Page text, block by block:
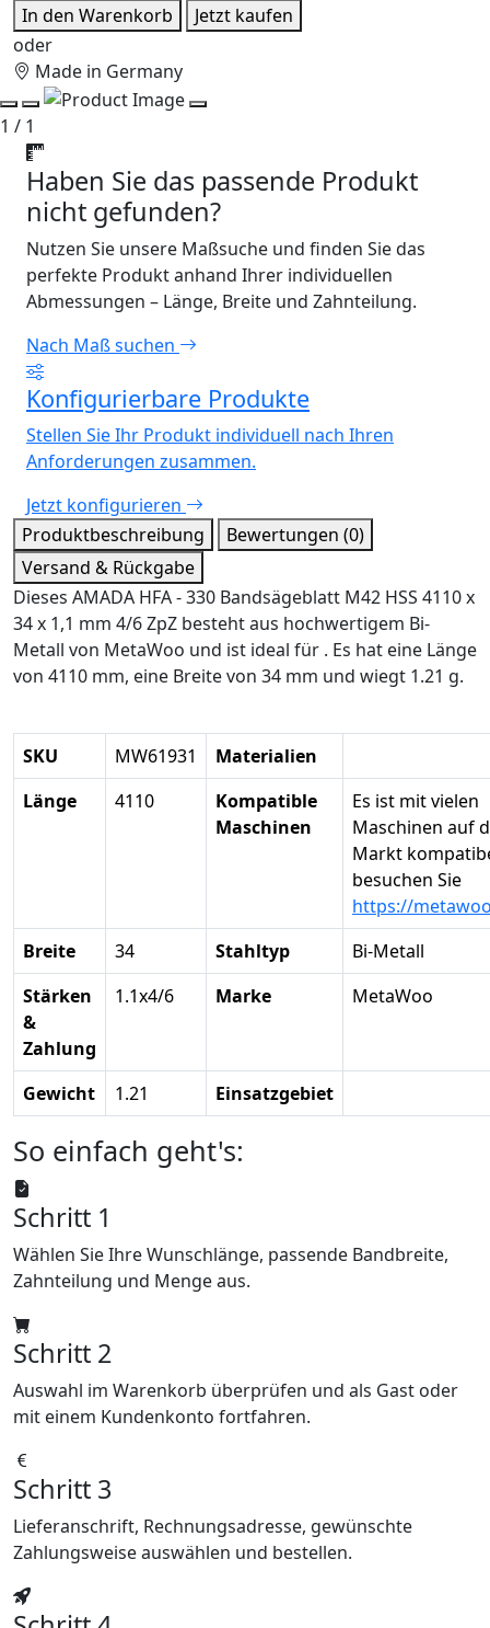
In den Warenkorb
Jetzt kaufen
oder
Made in Germany
1 / 1
Haben Sie das passende Produkt
nicht gefunden?
Nutzen Sie unsere Maßsuche und finden Sie das
perfekte Produkt anhand Ihrer individuellen
Abmessungen – Länge, Breite und Zahnteilung.
Nach Maß suchen
Konfigurierbare Produkte
Stellen Sie Ihr Produkt individuell nach Ihren
Anforderungen zusammen.
Jetzt konfigurieren
Produktbeschreibung
Bewertungen (0)
Versand & Rückgabe
Dieses AMADA HFA - 330 Bandsägeblatt M42 HSS 4110 x
34 x 1,1 mm 4/6 ZpZ besteht aus hochwertigem Bi-
Metall von MetaWoo und ist ideal für . Es hat eine Länge
von 4110 mm, eine Breite von 34 mm und wiegt 1.21 g.
SKU MW61931
Materialien
Länge
4110
Kompatible
Maschinen
Es ist mit vielen
Maschinen auf
Markt
besuchen Sie
https://
Breite
34 Stahltyp
Bi-Metall
Stärken
&
Zahlung
1.1x4/6 Marke MetaWoo
Gewicht 1.21 Einsatzgebiet
So einfach geht's:
Schritt 1
Wählen Sie Ihre Wunschlänge, passende Bandbreite,
Zahnteilung und Menge aus.
Schritt 2
Auswahl im Warenkorb überprüfen und als Gast oder
mit einem Kundenkonto fortfahren.
Schritt 3
Lieferanschrift, Rechnungsadresse, gewünschte
Zahlungsweise auswählen und bestellen.